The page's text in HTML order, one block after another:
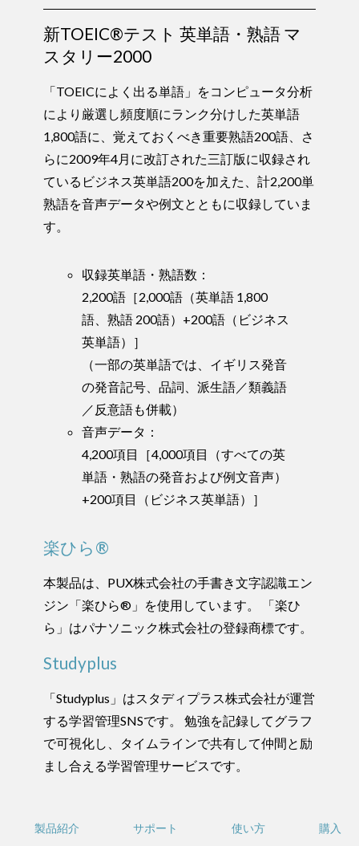
新TOEIC®テスト 英単語・熟語 マ
スタリー2000
「TOEICによく出る単語」をコンピュータ分析
により厳選し頻度順にランク分けした英単語
1,800語に、覚えておくべき重要熟語200語、さ
らに2009年4月に改訂された三訂版に収録され
ているビジネス英単語200を加えた、計2,200単
熟語を音声データや例文とともに収録していま
す。
収録英単語・熟語数：
2,200語［2,000語（英単語 1,800
語、熟語 200語）+200語（ビジネス
英単語）］
（一部の英単語では、イギリス発音
の発音記号、品詞、派生語／類義語
／反意語も併載）
音声データ：
4,200項目［4,000項目（すべての英
単語・熟語の発音および例文音声）
+200項目（ビジネス英単語）］
楽ひら®
本製品は、PUX株式会社の手書き文字認識エン
ジン「楽ひら®」を使用しています。 「楽ひ
ら」はパナソニック株式会社の登録商標です。
Studyplus
「Studyplus」はスタディプラス株式会社が運営
する学習管理SNSです。 勉強を記録してグラフ
で可視化し、タイムラインで共有して仲間と励
まし合える学習管理サービスです。
製品紹介 サポート 使い方 購入